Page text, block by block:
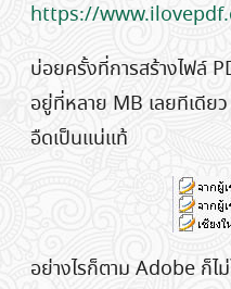
https://
บ่อยครั้งที่การสร้างไฟล์
อยู่ที่หลาย MB เลยทีเดีย
อืดเป็นแน่แท้
อย่างไรก็ตาม Adobe ก็ไ